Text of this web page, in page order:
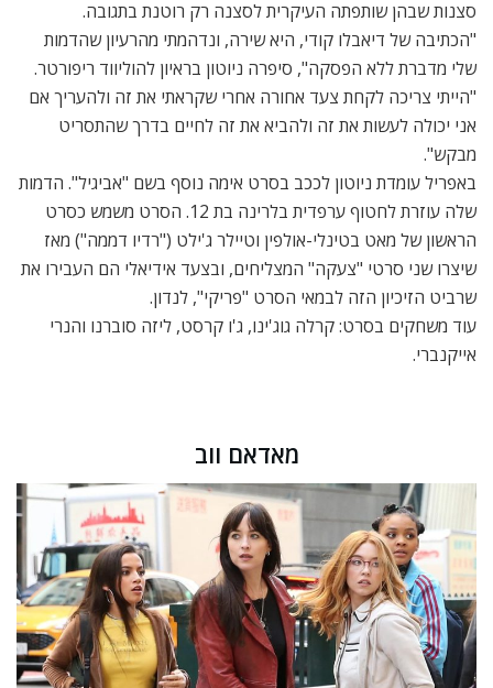
סצנות שבהן שותפתה העיקרית לסצנה רק רוטנת בתגובה.
"הכתיבה של דיאבלו קודי, היא שירה, ונדהמתי מהרעיון שהדמות
שלי מדברת ללא הפסקה", סיפרה ניוטון בראיון להוליווד ריפורטר.
"הייתי צריכה לקחת צעד אחורה אחרי שקראתי את זה ולהעריך אם
אני יכולה לעשות את זה ולהביא את זה לחיים בדרך שהתסריט
מבקש".
באפריל עומדת ניוטון לככב בסרט אימה נוסף בשם "אביגיל". הדמות
שלה עוזרת לחטוף ערפדית בלרינה בת 12. הסרט משמש כסרט
הראשון של מאט בטינלי-אולפין וטיילר ג'ילט ("רדיו דממה") מאז
שיצרו שני סרטי "צעקה" המצליחים, ובצעד אידיאלי הם העבירו את
שרביט הזיכיון הזה לבמאי הסרט "פריקי", לנדון.
עוד משחקים בסרט: קרלה גוג'ינו, ג'ו קרסט, ליזה סוברנו והנרי
אייקנברי.
מאדאם ווב